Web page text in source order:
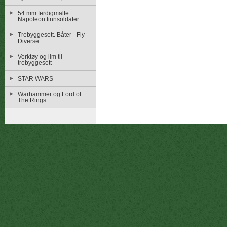
54 mm ferdigmalte
Napoleon tinnsoldater.
Trebyggesett. Båter - Fly -
Diverse
Verktøy og lim til
trebyggesett
STAR WARS
Warhammer og Lord of
The Rings